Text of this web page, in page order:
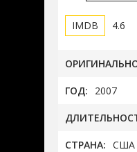
4.6
ГОД: 2007
СТРАНА: США